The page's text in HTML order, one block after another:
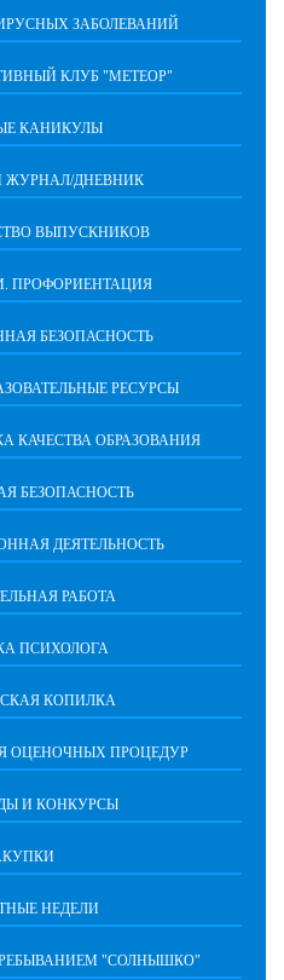
ЗАБОЛЕВАНИЙ
КЛУБ "МЕТЕОР"
КАНИКУЛЫ
ЖУРНАЛ/ДНЕВНИК
ВЫПУСКНИКОВ
ПРОФОРИЕНТАЦИЯ
БЕЗОПАСНОСТЬ
РЕСУРСЫ
КАЧЕСТВА ОБРАЗОВАНИЯ
БЕЗОПАСНОСТЬ
ДЕЯТЕЛЬНОСТЬ
РАБОТА
ПСИХОЛОГА
КОПИЛКА
ОЦЕНОЧНЫХ ПРОЦЕДУР
И КОНКУРСЫ
НЕДЕЛИ
"СОЛНЫШКО"